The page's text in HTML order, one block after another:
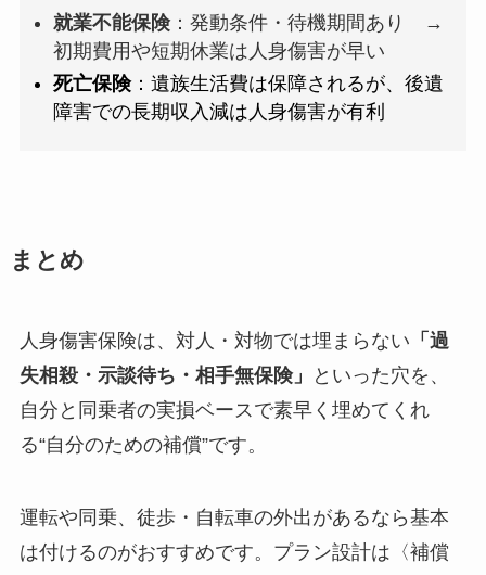
就業不能保険：発動条件・待機期間あり →
初期費用や短期休業は人身傷害が早い
死亡保険：遺族生活費は保障されるが、後遺
障害での長期収入減は人身傷害が有利
まとめ
人身傷害保険は、対人・対物では埋まらない 「過
失相殺・示談待ち・相手無保険」
といった穴を、
自分と同乗者の実損ベースで素早く埋めてくれ
る“自分のための補償”です。
運転や同乗、徒歩・自転車の外出があるなら基本
は付けるのがおすすめです。プラン設計は〈補償